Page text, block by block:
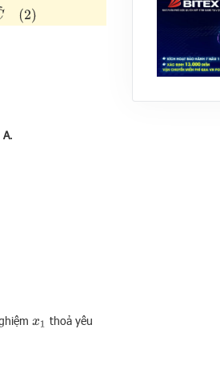
A.
x1 thoả yêu